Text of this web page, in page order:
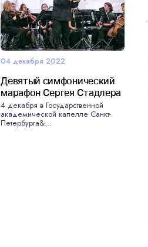
04 декабря 2022
Девятый симфонический
марафон Сергея Стадлера
4 декабря в Государственной
академической капелле Санкт-
Петербурга&...